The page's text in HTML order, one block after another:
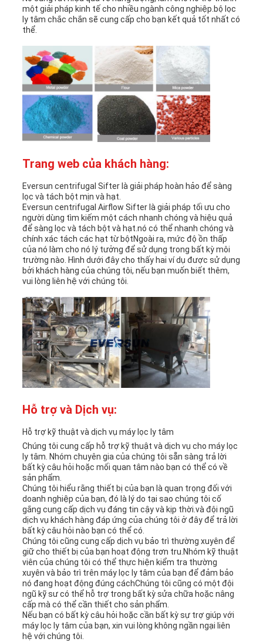
một giải pháp kinh tế cho nhiều ngành công nghiệp.bộ lọc
ly tâm chắc chắn sẽ cung cấp cho bạn kết quả tốt nhất có
thể.
Trang web của khách hàng:
Eversun centrifugal Sifter là giải pháp hoàn hảo để sàng
lọc và tách bột mịn và hạt.
Eversun centrifugal Airflow Sifter là giải pháp tối ưu cho
người dùng tìm kiếm một cách nhanh chóng và hiệu quả
để sàng lọc và tách bột và hạt.nó có thể nhanh chóng và
chính xác tách các hạt từ bộtNgoài ra, mức độ ồn thấp
của nó làm cho nó lý tưởng để sử dụng trong bất kỳ môi
trường nào. Hình dưới đây cho thấy hai ví dụ được sử dụng
bởi khách hàng của chúng tôi, nếu bạn muốn biết thêm,
vui lòng liên hệ với chúng tôi.
Hỗ trợ và Dịch vụ:
Hỗ trợ kỹ thuật và dịch vụ máy lọc ly tâm
Chúng tôi cung cấp hỗ trợ kỹ thuật và dịch vụ cho máy lọc
ly tâm. Nhóm chuyên gia của chúng tôi sẵn sàng trả lời
bất kỳ câu hỏi hoặc mối quan tâm nào bạn có thể có về
sản phẩm.
Chúng tôi hiểu rằng thiết bị của bạn là quan trọng đối với
doanh nghiệp của bạn, đó là lý do tại sao chúng tôi cố
gắng cung cấp dịch vụ đáng tin cậy và kịp thời.và đội ngũ
dịch vụ khách hàng đáp ứng của chúng tôi ở đây để trả lời
bất kỳ câu hỏi nào bạn có thể có.
Chúng tôi cũng cung cấp dịch vụ bảo trì thường xuyên để
giữ cho thiết bị của bạn hoạt động trơn tru.Nhóm kỹ thuật
viên của chúng tôi có thể thực hiện kiểm tra thường
xuyên và bảo trì trên máy lọc ly tâm của bạn để đảm bảo
nó đang hoạt động đúng cáchChúng tôi cũng có một đội
ngũ kỹ sư có thể hỗ trợ trong bất kỳ sửa chữa hoặc nâng
cấp mà có thể cần thiết cho sản phẩm.
Nếu bạn có bất kỳ câu hỏi hoặc cần bất kỳ sự trợ giúp với
máy lọc ly tâm của bạn, xin vui lòng không ngần ngại liên
hệ với chúng tôi.